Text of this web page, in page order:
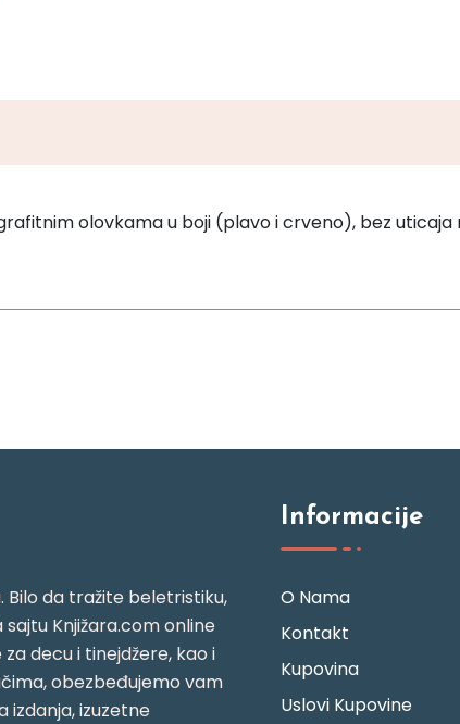
olovkama u boji (plavo i crveno), bez
Bilo da tražite beletristiku,
Knjižara.com online
decu i tinejdžere, kao i
obezbeđujemo vam
izdanja, izuzetne
Informacije
O Nama
Kontakt
Kupovina
Uslovi Kupovine